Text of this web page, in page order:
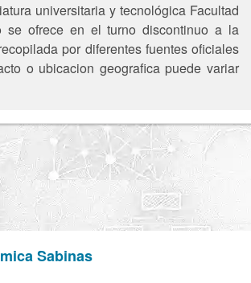
universitaria y tecnológica Facultad
se ofrece en el turno discontinuo a la
por diferentes fuentes oficiales
o ubicacion geografica puede variar
Sabinas